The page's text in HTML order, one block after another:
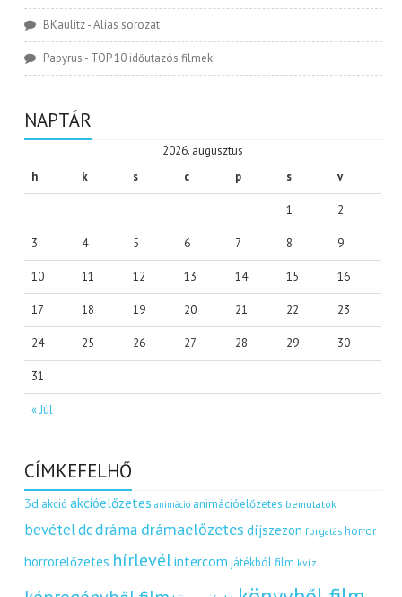
BKaulitz-Alias sorozat
Papyrus - TOP 10 időutazós filmek
NAPTÁR
2026. augusztus
h
k s c p s v
« Júl
1 2
3 4 5 6 7 8 9
10 11 12 13 14 15 16
17 18 19 20 21 22 23
24 25 26 27 28 29 30
31
CÍMKEFELHŐ
3d akció akcióelőzetes animáció animációelőzetes bemutatók
bevételdcdráma drámaelőzetes díjszezon forgatás horror
horrorelőzetes hírlevélintercom játékból film kvíz